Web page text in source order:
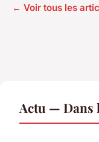
← Voir tous les
Actu — Dans